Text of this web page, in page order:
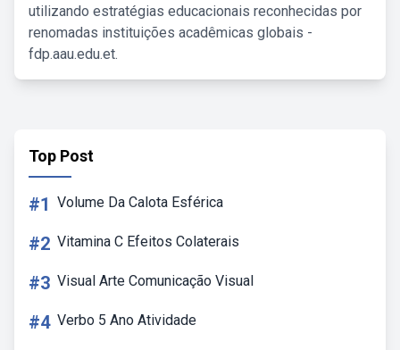
utilizando estratégias educacionais reconhecidas por
renomadas instituições acadêmicas globais -
fdp.aau.edu.et.
Top Post
#1 Volume Da Calota Esférica
#2 Vitamina C Efeitos Colaterais
#3 Visual Arte Comunicação Visual
#4 Verbo 5 Ano Atividade